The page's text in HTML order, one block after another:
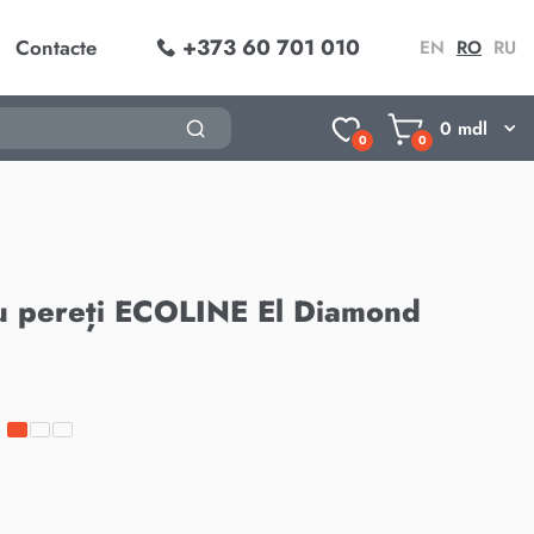
Contacte +373 60 701 010 EN RO RU
0 0 0 mdl
pereți ECOLINE El Diamond